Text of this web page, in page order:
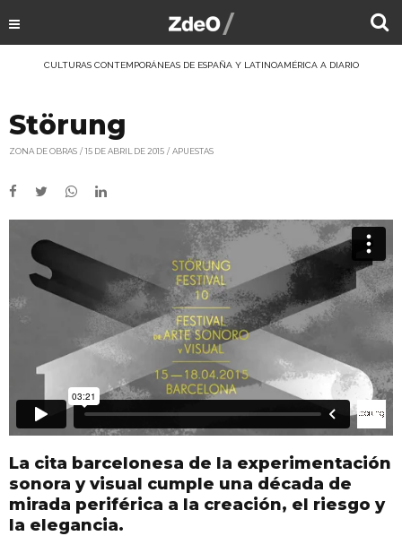
CULTURAS CONTEMPORÁNEAS DE ESPAÑA Y LATINOAMÉRICA A DIARIO
Störung
ZONA DE OBRAS 15 DE ABRIL DE 2015 APUESTAS
La cita barcelonesa de la experimentación
sonora y visual cumple una década de
mirada periférica a la creación, el riesgo y
la elegancia.